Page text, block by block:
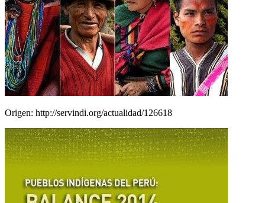
Origen: http://servindi.org/actualidad/126618